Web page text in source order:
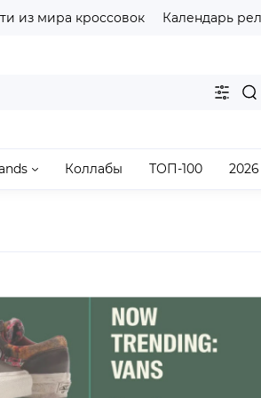
из мира кроссовок Календарь
Коллабы ТОП-100 2026